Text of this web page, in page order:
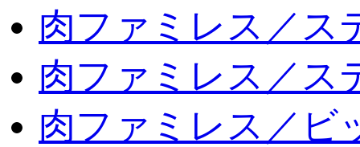
肉ファミレス／ス
肉ファミレス／ス
肉ファミレス／ビ